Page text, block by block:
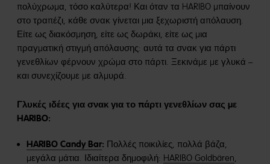
πολύχρωμα, τόσο καλύτερα! Και όταν τα HARIBO μπαίνουν
στο τραπέζι, κάθε σνακ γίνεται μια ξεχωριστή απόλαυση.
Είτε ως διακόσμηση, είτε ως δωράκι, είτε ως μια
πραγματική στιγμή απόλαυσης: αυτά τα σνακ για πάρτι
γενεθλίων φέρνουν χρώμα στο πάρτι. Ξεκινάμε με γλυκά –
και συνεχίζουμε με αλμυρά.
Γλυκές ιδέες για σνακ για το πάρτι γενεθλίων σας με
HARIBO:
HARIBO Candy Bar: Πολλές ποικιλίες, πολλά βάζα,
μεγάλα μάτια. Ιδιαίτερα δημοφιλή: HARIBO Goldbären,